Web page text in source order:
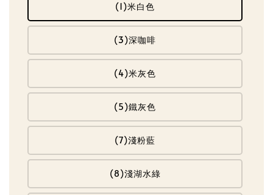
(1)米白色
(3)深咖啡
(4)米灰色
(5)鐵灰色
(7)淺粉藍
(8)淺湖水綠